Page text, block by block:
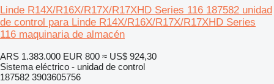
Linde R14X/R16X/R17X/R17XHD Series 116 187582 unidad
de control para Linde R14X/R16X/R17X/R17XHD Series
116 maquinaria de almacén
ARS 1.383.000 EUR 800 ≈ US$ 924,30
Sistema eléctrico - unidad de control
187582 3903605756